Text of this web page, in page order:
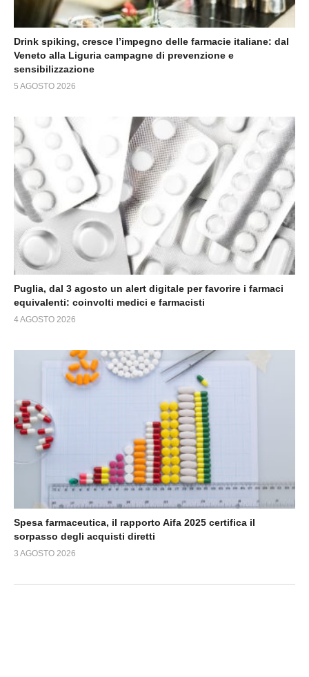
Drink spiking, cresce l’impegno delle farmacie italiane: dal
Veneto alla Liguria campagne di prevenzione e
sensibilizzazione
5 AGOSTO 2026
Puglia, dal 3 agosto un alert digitale per favorire i farmaci
equivalenti: coinvolti medici e farmacisti
4 AGOSTO 2026
Spesa farmaceutica, il rapporto Aifa 2025 certifica il
sorpasso degli acquisti diretti
3 AGOSTO 2026